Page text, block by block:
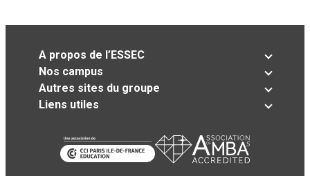
A propos de l’ESSEC
Nos campus
Autres sites du groupe
Liens utiles